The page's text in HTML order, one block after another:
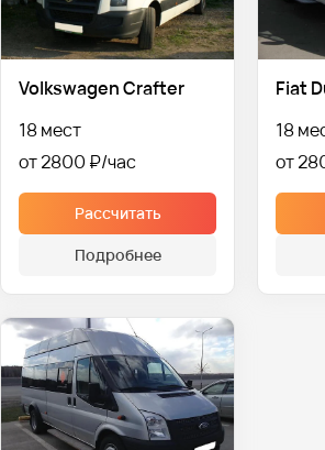
Volkswagen Crafter
18 мест
от 2800 ₽
Рассчитать
Подробнее
Fiat
18
от